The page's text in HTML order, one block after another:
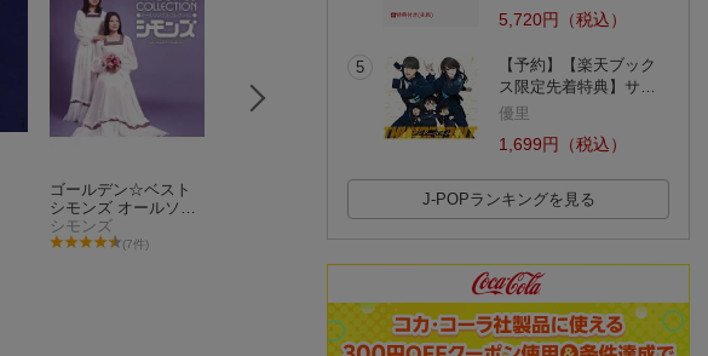
ゴールデン☆ベスト
シモンズ オールソン
グス・コレクション
シモンズ
(7件)
URCレコード読本
キングサーモン
る島
5,720円（税込）
5
【予約】【楽天ブック
ス限定先着特典】サ…
優里
1,699円（税込）
J-POPランキングを見る